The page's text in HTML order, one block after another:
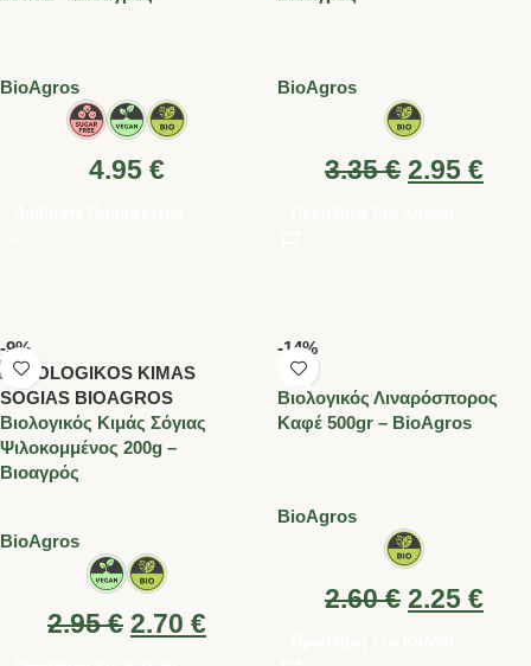
BioAgros
4.95 €
BioAgros
3.35€ 2.95 €
-9%
Βιολογικός Kιμάς Σόγιας
Ψιλοκομμένος 200g –
Βιοαγρός
BioAgros
2.95€ 2.70 €
-14%
Βιολογικός Λιναρόσπορος
Καφέ 500gr – BioAgros
BioAgros
2.60€ 2.25 €